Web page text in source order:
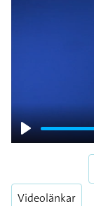
Play
Videolänkar